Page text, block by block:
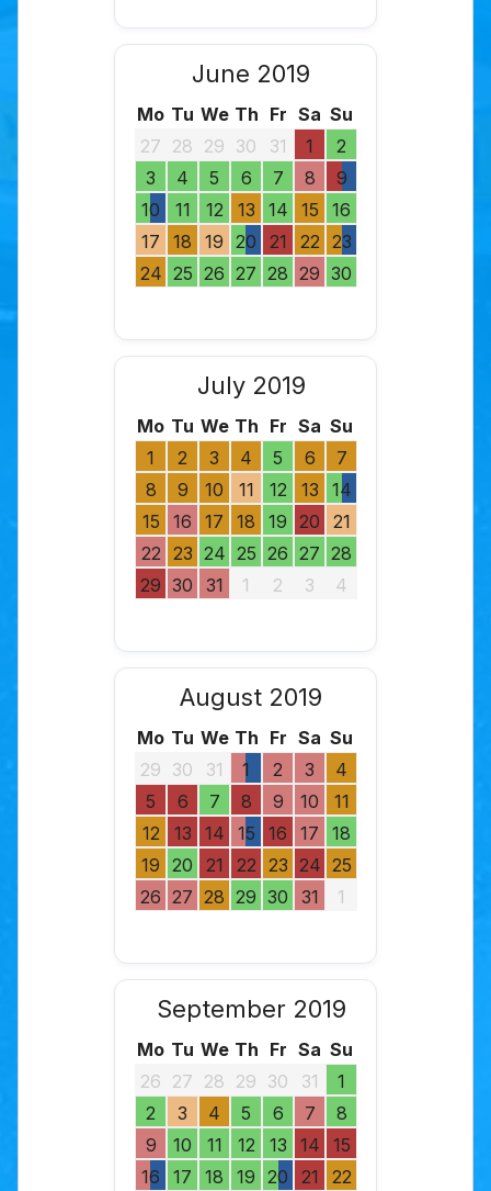
June 2019
Mo Tu We Th Fr Sa Su
27 28 29 30 31 1
2
3
4 5 6 7 8
9
10
11 12 13 14 15
16
17
18 19 20 21 22 23
24 25 26 27 28 29 30
July 2019
Mo Tu We Th Fr Sa Su
1
2 3 4 5 6
7
8
9 10 11 12 13
14
15
16 17 18 19 20
21
22 23 24 25 26 27 28
29 30 31 1 2 3 4
August 2019
Mo Tu We Th Fr Sa Su
29 30 31 1 2 3
4
5
6 7 8 9 10
11
12
13 14 15 16 17
18
19 20 21 22 23 24 25
26 27 28 29 30 31 1
September 2019
Mo Tu We Th Fr Sa Su
26 27 28 29 30 31
1
2
3 4 5 6 7
8
9
10 11 12 13 14
15
16
17 18 19 20 21
22